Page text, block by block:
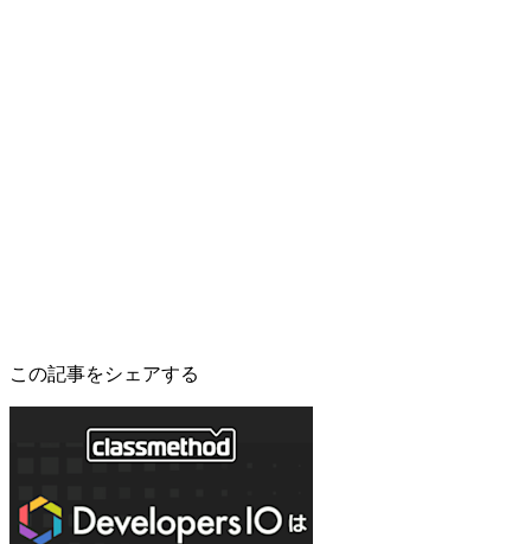
この記事をシェアする